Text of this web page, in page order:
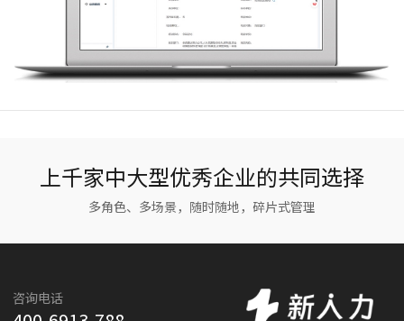
上千家中大型优秀企业的共同选择
多角色、多场景，随时随地，碎片式管理
咨询电话